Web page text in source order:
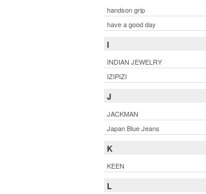
handson grip
have a good day
I
INDIAN JEWELRY
IZIPIZI
J
JACKMAN
Japan Blue Jeans
K
KEEN
L